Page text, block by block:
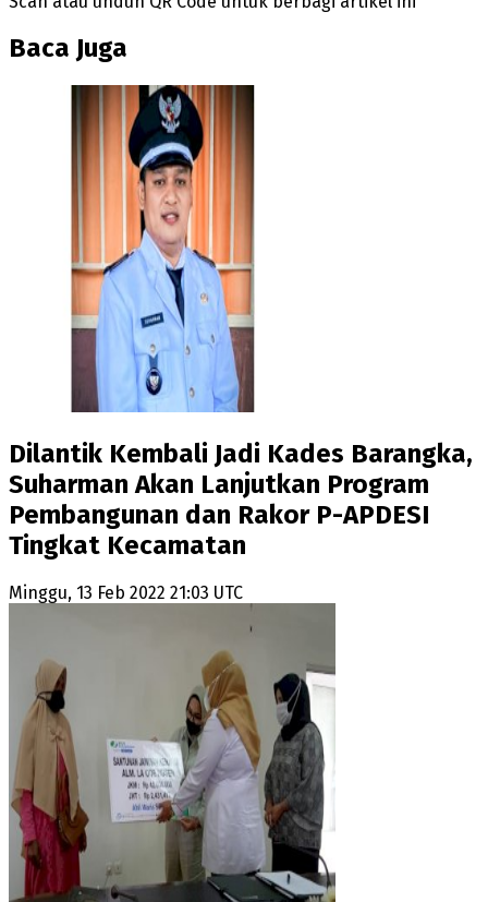
Baca Juga
Dilantik Kembali Jadi Kades Barangka,
Suharman Akan Lanjutkan Program
Pembangunan dan Rakor P-APDESI
Tingkat Kecamatan
Minggu, 13 Feb 2022 21:03 UTC